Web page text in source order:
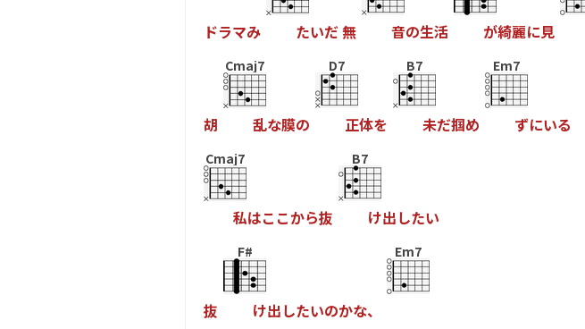
ドラマみ たいだ無 音の生活 が綺麗に見
胡
Cmaj7
乱な膜の
D7
正体を
B7
未だ掴め
Em7
ずにいる
Cmaj7
私はこ こから抜
B7
け出したい
抜
F#
け出したいのかな、
Em7